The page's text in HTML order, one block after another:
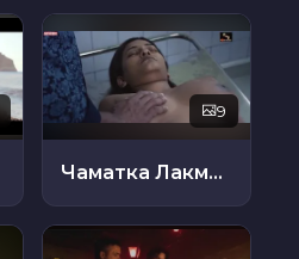
9
Чаматка Лакмини